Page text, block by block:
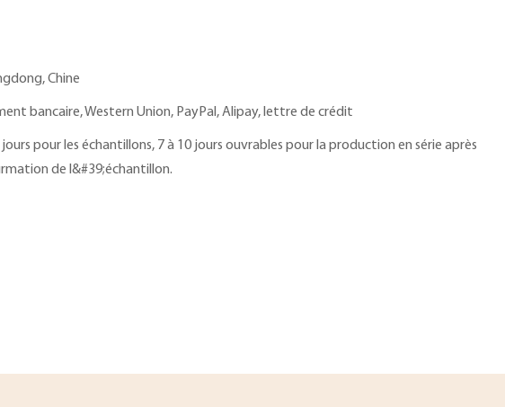
Chine
bancaire, Western Union, PayPal, Alipay, lettre de crédit
jours pour les échantillons, 7 à 10 jours ouvrables pour la production en série après
de l&#39;échantillon.